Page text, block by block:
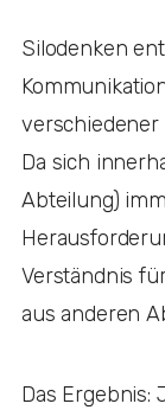
Silodenken
Da sich
Abteilung)
Verständnis
aus anderen
Das Ergebnis: